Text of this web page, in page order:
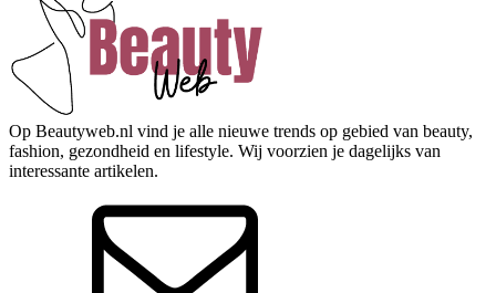
Op Beautyweb.nl vind je alle nieuwe trends op gebied van beauty,
fashion, gezondheid en lifestyle. Wij voorzien je dagelijks van
interessante artikelen.